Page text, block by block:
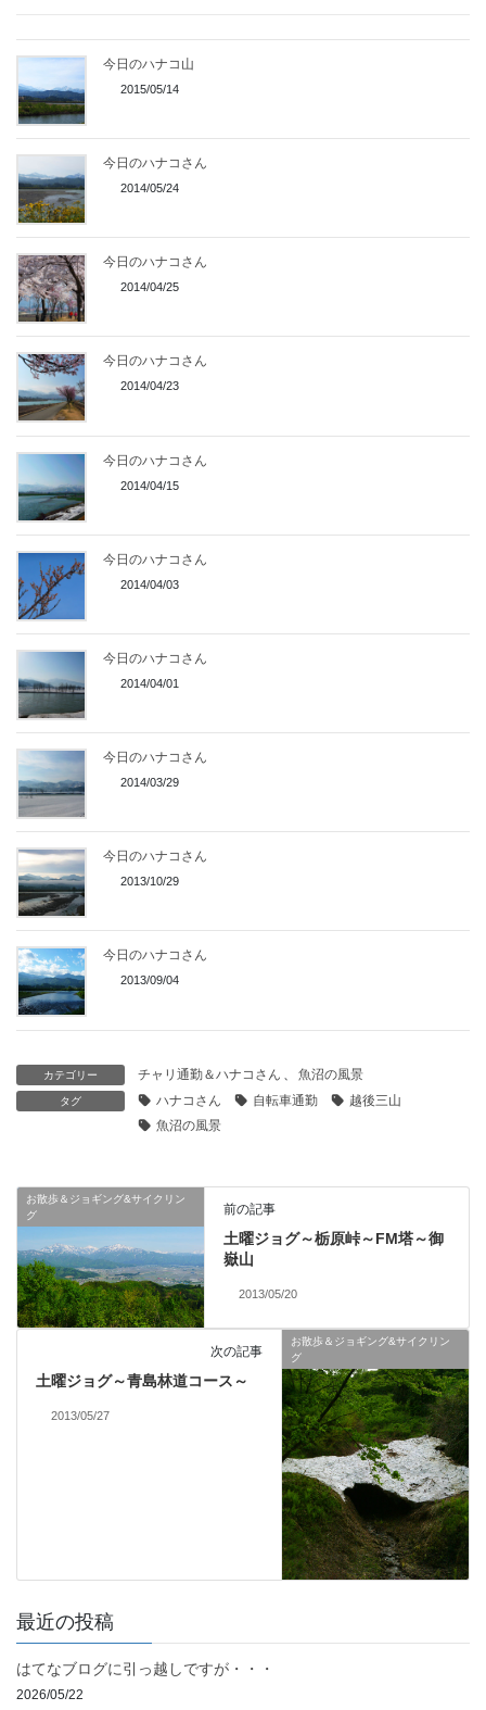
今日のハナコ山
2015/05/14
今日のハナコさん
2014/05/24
今日のハナコさん
2014/04/25
今日のハナコさん
2014/04/23
今日のハナコさん
2014/04/15
今日のハナコさん
2014/04/03
今日のハナコさん
2014/04/01
今日のハナコさん
2014/03/29
今日のハナコさん
2013/10/29
今日のハナコさん
2013/09/04
カテゴリー チャリ通勤＆ハナコさん 魚沼の風景
タグ ハナコさん 自転車通勤
越後三山
魚沼の風景
お散歩＆ジョギング&サイクリン
グ
前の記事
土曜ジョグ～栃原峠～FM塔～御
嶽山
2013/05/20
お散歩＆ジョギング&サイクリン
グ
次の記事
土曜ジョグ～青島林道コース～
2013/05/27
最近の投稿
はてなブログに引っ越しですが・・・
2026/05/22